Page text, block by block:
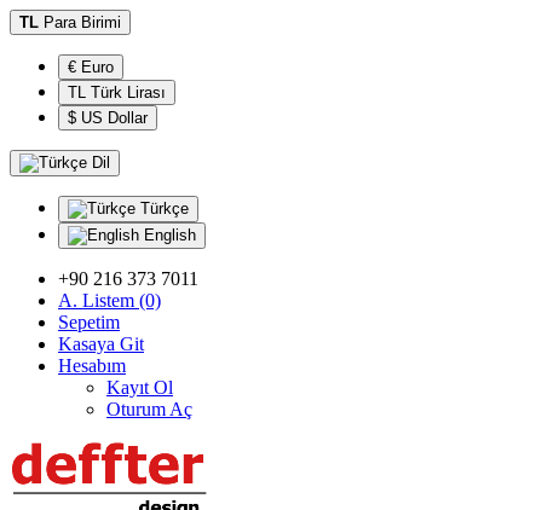
TL Para Birimi
€ Euro
TL Türk Lirası
$ US Dollar
Dil
Türkçe
English
+90 216 373 7011
A. Listem (0)
Sepetim
Kasaya Git
Hesabım
Kayıt Ol
Oturum Aç